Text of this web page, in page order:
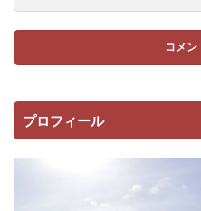
プロフィール